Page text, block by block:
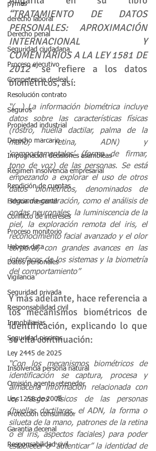
pymes
derecho laboral
Derecho penal
Seguridad ciudadana
Proceso ejecutivo
Competencia desleal
Resolución contrato
Seguros
Propiedad industrial
Derecho marcario
Impugnación decisiones asambleas
Régimen insolvencia empresarial
Rendición de cuentas
Fiducia mercantil
Conflicto de intereses
Proceso monitorio
Habeas data
Datos personales
Vigilancia
Seguridad privada
Responsabilidad civil
Inmobiliarias
Seguridad piscinas
Ley 2445 de 2025
Insolvencia persona natural
Omisión agente retenedor
Ley 1258 de 2008
Protección consumidor
Garantia decenal
Responsabilidad civil
“TRATAMIENTO DE DATOS
PERSONALES: APROXIMACIÓN
INTERNACIONAL Y
COMENTARIOS A LA LEY 1581 DE
2012” se refiere a los datos
biométricos, así:
“(…) La información biométrica incluye
datos sobre las características físicas
(rostro, huella dactilar, palma de la
mano, retina, ADN) y
‘comportamentales’ (forma de firmar,
tono de voz) de las personas. Se está
empezando a explorar el uso de otros
datos biométricos, denominados de
segunda generación, como el análisis de
ondas neuronales, la luminiscencia de la
piel, la exploración remota del iris, el
reconocimiento facial avanzado y el olor
corporal, con grandes avances en las
interfaces de los sistemas y la biometría
del comportamiento”
Y más adelante, hace referencia a
los mecanismos biométricos de
identificación, explicando lo que
se cita continuación:
“Con los mecanismos biométricos de
identificación se captura, procesa y
almacena información relacionada con
los rasgos físicos de las personas
(huellas dactilares, el ADN, la forma o
silueta de la mano, patrones de la retina
o el iris, aspectos faciales) para poder
establecer o “autenticar” la identidad de